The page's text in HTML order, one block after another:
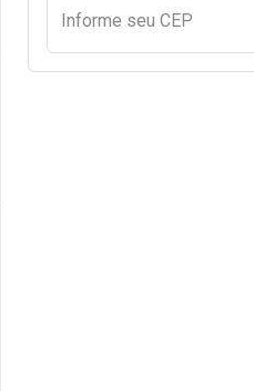
Informe seu CEP